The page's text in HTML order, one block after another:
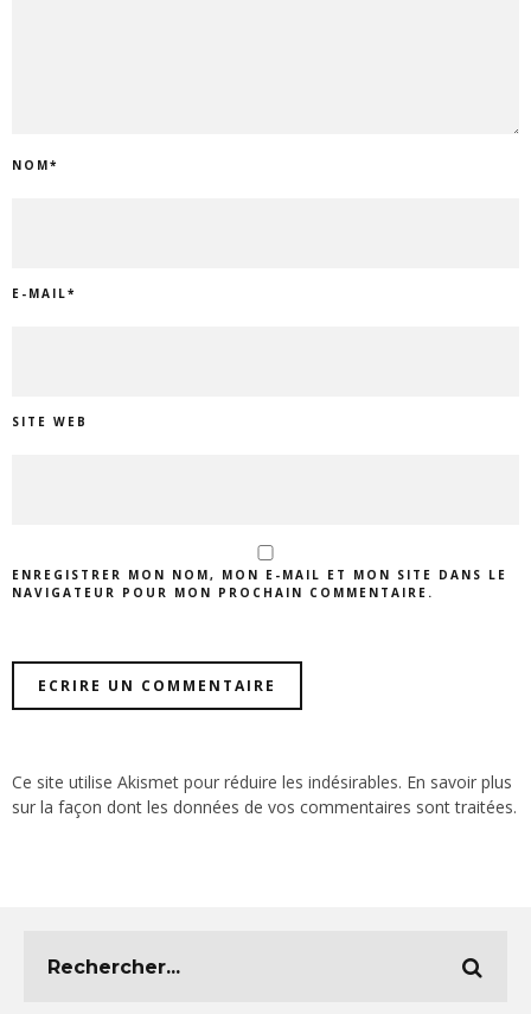
NOM*
E-MAIL*
SITE WEB
ENREGISTRER MON NOM, MON E-MAIL ET MON SITE DANS LE
NAVIGATEUR POUR MON PROCHAIN COMMENTAIRE.
Ce site utilise Akismet pour réduire les indésirables. En savoir plus
sur la façon dont les données de vos commentaires sont traitées.